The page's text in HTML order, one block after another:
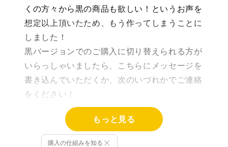
くの方々から黒の商品も欲しい！というお声を
想定以上頂いたため、もう作ってしまうことに
しました！
黒バージョンでのご購入に切り替えられる方が
いらっしゃいましたら、こちらにメッセージを
書き込んでいただくか、次のいづれかでご連絡
をください！
e-mail: puni@dream-s.info。
お電話：0187-63-8775まで。
もっと見る
購入の仕組みを知る